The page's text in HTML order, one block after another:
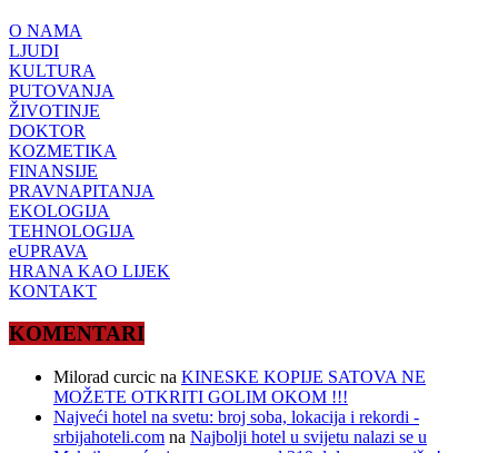
O NAMA
LJUDI
KULTURA
PUTOVANJA
ŽIVOTINJE
DOKTOR
KOZMETIKA
FINANSIJE
PRAVNAPITANJA
EKOLOGIJA
TEHNOLOGIJA
eUPRAVA
HRANA KAO LIJEK
KONTAKT
KOMENTARI
Milorad curcic na KINESKE KOPIJE SATOVA NE
MOŽETE OTKRITI GOLIM OKOM !!!
Najveći hotel na svetu: broj soba, lokacija i rekordi -
srbijahoteli.com na Najbolji hotel u svijetu nalazi se u